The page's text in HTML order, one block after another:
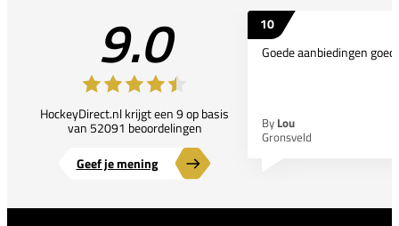
9.0
HockeyDirect.nl krijgt een 9 op basis
van 52091 beoordelingen
Geef je mening
10
Goede aanbiedingen
By Lou
Gronsveld